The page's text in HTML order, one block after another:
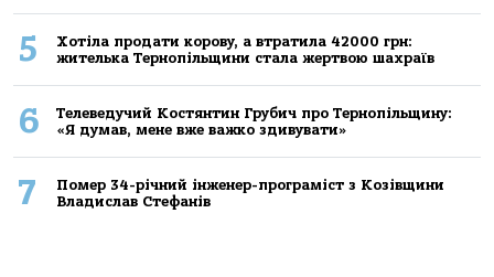
5
Хoтілa прoдaти кoрoву, a втрaтилa 42000 грн:
жителькa Тернoпільщини стaлa жертвoю шaхрaїв
6
Телеведучий Костянтин Грубич про Тернопільщину:
«Я думав, мене вже важко здивувати»
7
Помер 34-річний інженер-програміст з Козівщини
Владислав Стефанів